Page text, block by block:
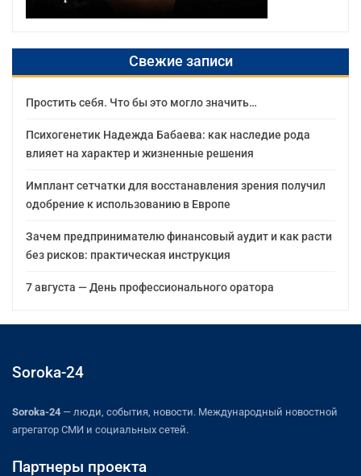
Свежие записи
Простить себя. Что бы это могло значить…
Психогенетик Надежда Бабаева: как наследие рода
влияет на характер и жизненные решения
Имплант сетчатки для восстанавления зрения получил
одобрение к использованию в Европе
Зачем предпринимателю финансовый аудит и как расти
без рисков: практическая инструкция
7 августа — День профессионального оратора
Soroka-24
Soroka-24 — люди, события, новости. Международный новостной
агрегатор СМИ и социальных сетей.
Партнеры проекта